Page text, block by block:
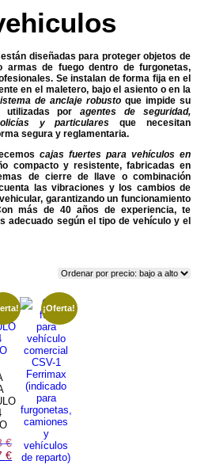
están diseñadas para proteger objetos de
armas de fuego dentro de furgonetas,
Se instalan de forma fija en el
en el maletero, bajo el asiento o en la
de anclaje robustoque impide su
utilizadas poragentes de seguridad,
y particulares que necesitan
segura y reglamentaria.
cajas fuertes para vehículos en
compacto y resistente, fabricadas en
de cierre de llave o combinación
las vibraciones y los cambios de
garantizando un funcionamiento
más de 40 años de experiencia, te
adecuado según el tipo de vehículo y el
€El
precio
original
€El
precio
¡Oferta!